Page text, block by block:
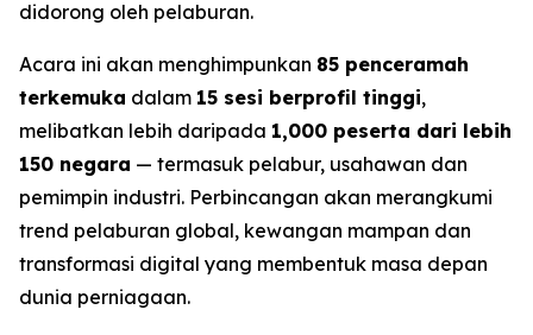
didorong oleh pelaburan.
Acara ini akan menghimpunkan 85 penceramah
terkemuka dalam 15 sesi berprofil tinggi,
melibatkan lebih daripada 1,000 peserta dari lebih
150 negara — termasuk pelabur, usahawan dan
pemimpin industri. Perbincangan akan merangkumi
trend pelaburan global, kewangan mampan dan
transformasi digital yang membentuk masa depan
dunia perniagaan.